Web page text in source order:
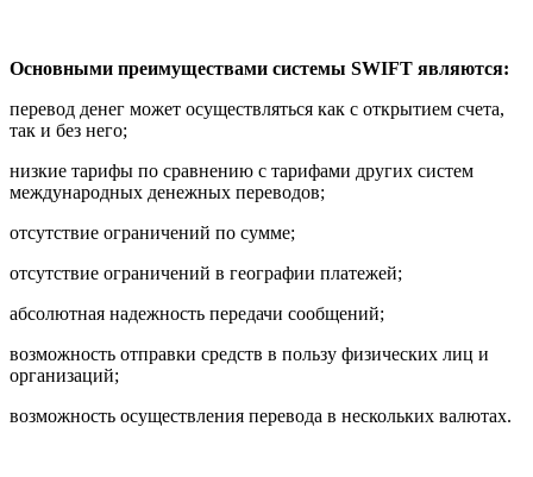
Основными преимуществами системы SWIFT являются:
перевод денег может осуществляться как с открытием счета,
так и без него;
низкие тарифы по сравнению с тарифами других систем
международных денежных переводов;
отсутствие ограничений по сумме;
отсутствие ограничений в географии платежей;
абсолютная надежность передачи сообщений;
возможность отправки средств в пользу физических лиц и
организаций;
возможность осуществления перевода в нескольких валютах.